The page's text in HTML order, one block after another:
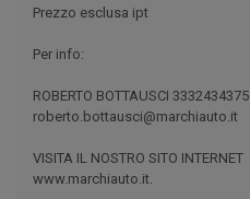
Prezzo esclusa ipt
Per info:
ROBERTO BOTTAUSCI 3332434375
roberto.bottausci@marchiauto.it
VISITA IL NOSTRO SITO INTERNET
www.marchiauto.it.